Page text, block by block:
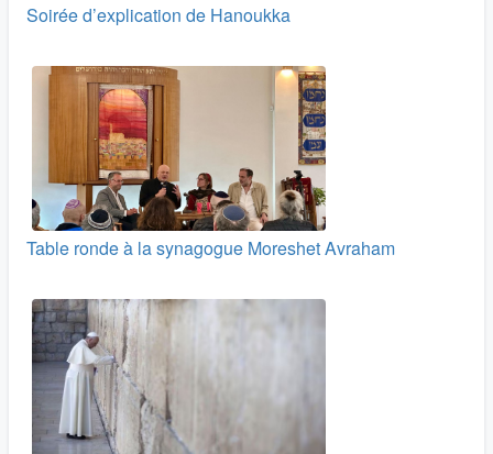
Soirée d’explication de Hanoukka
Table ronde à la synagogue Moreshet Avraham